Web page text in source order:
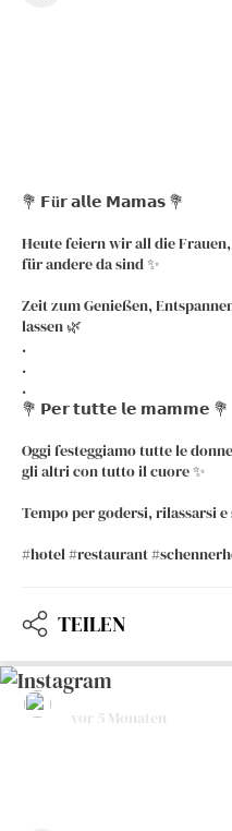
💐 𝗙ü𝗿 𝗮𝗹𝗹𝗲 𝗠𝗮𝗺𝗮𝘀 💐
Heute feiern wir all die
für andere da sind ✨
Zeit zum Genießen,
lassen 🌿
.
.
.
💐 𝗣𝗲𝗿 𝘁𝘂𝘁𝘁𝗲 𝗹𝗲 𝗺𝗮𝗺𝗺𝗲 💐
Oggi festeggiamo tutte le
gli altri con tutto il cuore ✨
Tempo per godersi, rilassarsi
#hotel #restaurant
TEILEN
vor 5 Monaten